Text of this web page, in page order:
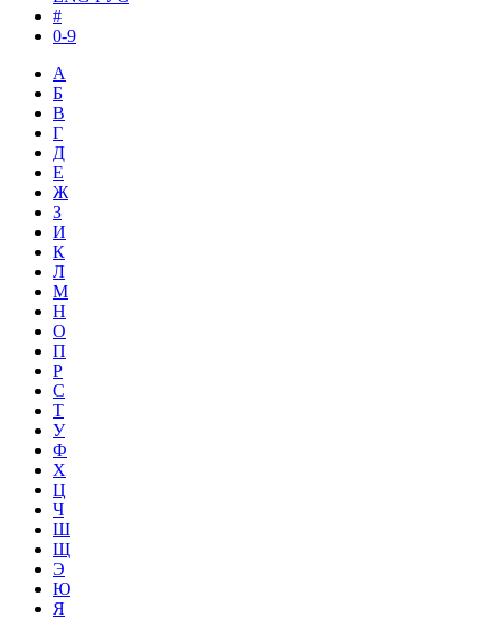
#
0-9
А
Б
В
Г
Д
Е
Ж
З
И
К
Л
М
Н
О
П
Р
С
Т
У
Ф
Х
Ц
Ч
Ш
Щ
Э
Ю
Я